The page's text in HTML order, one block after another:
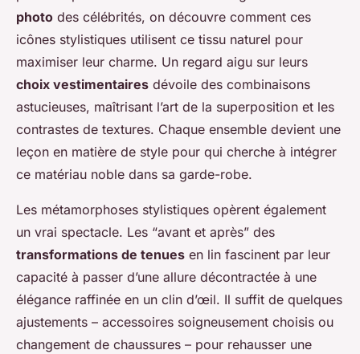
photo des célébrités, on découvre comment ces
icônes stylistiques utilisent ce tissu naturel pour
maximiser leur charme. Un regard aigu sur leurs
choix vestimentaires dévoile des combinaisons
astucieuses, maîtrisant l’art de la superposition et les
contrastes de textures. Chaque ensemble devient une
leçon en matière de style pour qui cherche à intégrer
ce matériau noble dans sa garde-robe.
Les métamorphoses stylistiques opèrent également
un vrai spectacle. Les “avant et après” des
transformations de tenues en lin fascinent par leur
capacité à passer d’une allure décontractée à une
élégance raffinée en un clin d’œil. Il suffit de quelques
ajustements – accessoires soigneusement choisis ou
changement de chaussures – pour rehausser une